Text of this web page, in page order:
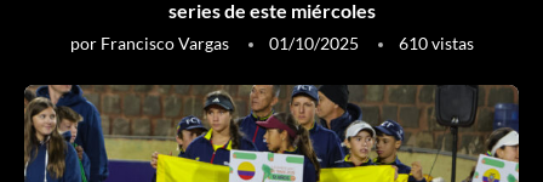
series de este miércoles
por Francisco Vargas 01/10/2025 610vistas